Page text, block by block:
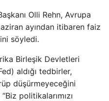
Olli Rehn, Avrupa
ayından itibaren faiz
söyledi.
Birleşik Devletleri
aldığı tedbirler,
düşürmeyeceğini
politikalarımızı